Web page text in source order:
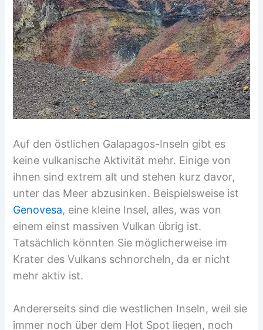
Auf den östlichen Galapagos-Inseln gibt es
keine vulkanische Aktivität mehr. Einige von
ihnen sind extrem alt und stehen kurz davor,
unter das Meer abzusinken. Beispielsweise ist
Genovesa, eine kleine Insel, alles, was von
einem einst massiven Vulkan übrig ist.
Tatsächlich könnten Sie möglicherweise im
Krater des Vulkans schnorcheln, da er nicht
mehr aktiv ist.
Andererseits sind die westlichen Inseln, weil sie
immer noch über dem Hot Spot liegen, noch